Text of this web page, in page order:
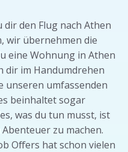
den Flug nach Athen
wir übernehmen die
eine Wohnung in Athen
dir im Handumdrehen
unseren umfassenden
beinhaltet sogar
was du tun musst, ist
zu machen.
Offers hat schon vielen